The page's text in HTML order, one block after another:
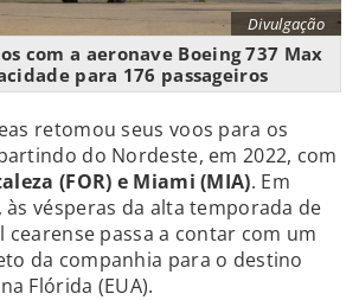
Divulgação
com a aeronave Boeing 737 Max
para 176 passageiros
retomou seus voos para os
do Nordeste, em 2022, com
(FOR) e Miami (MIA). Em
vésperas da alta temporada de
cearense passa a contar com um
da companhia para o destino
Flórida (EUA).